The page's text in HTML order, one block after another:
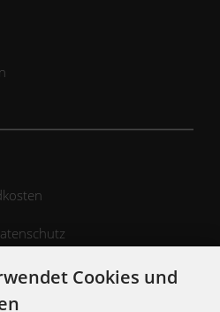
Cookies und